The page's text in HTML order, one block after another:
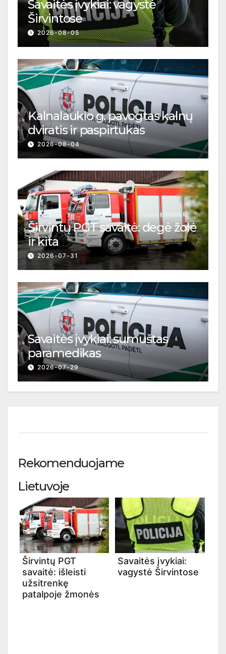
Savaitės įvykiai: vagystė
Širvintose
2026-08-05
Kalnalaukio g. pavogtas kalnų
dviratis ir paspirtukas
2026-08-04
Širvintų PGT savaitė: degė žolė
ir kita
2026-07-31
Savaitės įvykiai: sumuštas
paramedikas
2026-07-29
Rekomenduojame
Lietuvoje
Širvintų PGT
savaitė: išleisti
užsitrenkę
patalpoje žmonės
Savaitės įvykiai:
vagystė Širvintose